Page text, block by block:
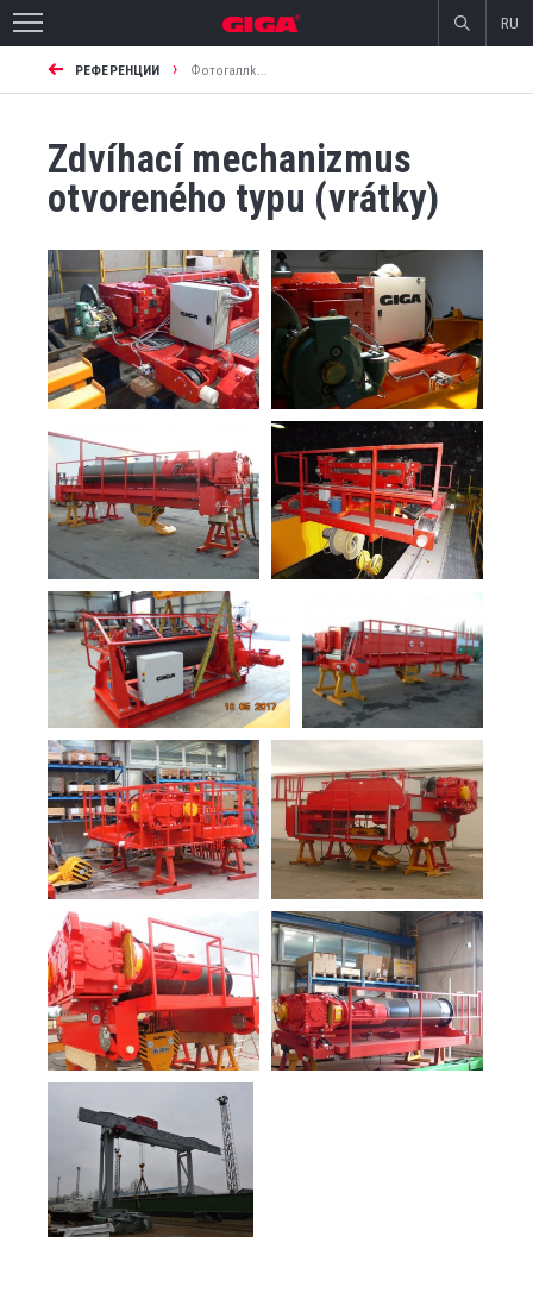
RU
РЕФЕРЕНЦИИ › Фотогаллk...
Zdvíhací mechanizmus
otvoreného typu (vrátky)